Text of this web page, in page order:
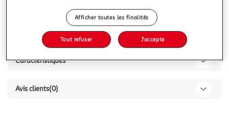
Description
Caractéristiques
Avis clients(0)
Afficher toutes les finalités
Tout refuser J'accepte